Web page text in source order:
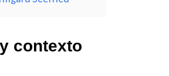
contexto